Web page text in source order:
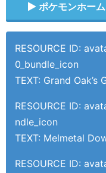
ポケモンホー
RESOURCE ID:
0_bundle_icon
TEXT: Grand Oak’s
RESOURCE ID:
ndle_icon
TEXT: Melmetal
RESOURCE ID: